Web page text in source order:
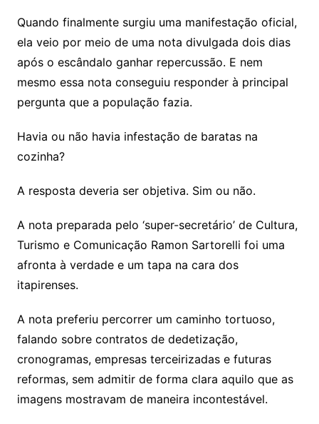
Quando finalmente surgiu uma manifestação oficial,
ela veio por meio de uma nota divulgada dois dias
após o escândalo ganhar repercussão. E nem
mesmo essa nota conseguiu responder à principal
pergunta que a população fazia.
Havia ou não havia infestação de baratas na
cozinha?
A resposta deveria ser objetiva. Sim ou não.
A nota preparada pelo ‘super-secretário’ de Cultura,
Turismo e Comunicação Ramon Sartorelli foi uma
afronta à verdade e um tapa na cara dos
itapirenses.
A nota preferiu percorrer um caminho tortuoso,
falando sobre contratos de dedetização,
cronogramas, empresas terceirizadas e futuras
reformas, sem admitir de forma clara aquilo que as
imagens mostravam de maneira incontestável.